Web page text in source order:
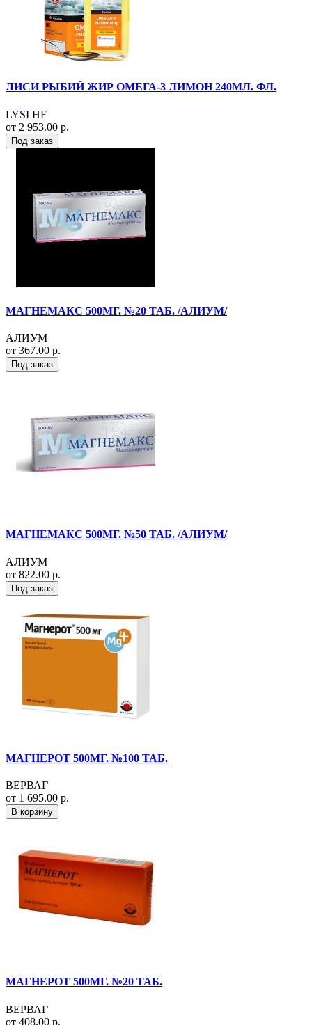
ЛИСИ РЫБИЙ ЖИР ОМЕГА-3 ЛИМОН 240МЛ. ФЛ.
LYSI HF
от 2 953.00 р.
Под заказ
МАГНЕМАКС 500МГ. №20 ТАБ. /АЛИУМ/
АЛИУМ
от 367.00 р.
Под заказ
МАГНЕМАКС 500МГ. №50 ТАБ. /АЛИУМ/
АЛИУМ
от 822.00 р.
Под заказ
МАГНЕРОТ 500МГ. №100 ТАБ.
ВЕРВАГ
от 1 695.00 р.
В корзину
МАГНЕРОТ 500МГ. №20 ТАБ.
ВЕРВАГ
от 408.00 р.